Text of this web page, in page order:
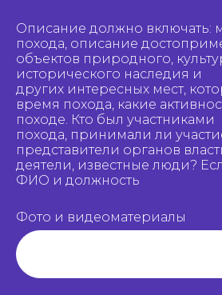
Описание должно включать:
похода, описание
объектов природного,
исторического наследия и
других интересных мест,
время похода, какие
походе. Кто был участниками
похода, принимали ли
представители органов
деятели, известные люди?
ФИО и должность
Фото и видеоматериалы